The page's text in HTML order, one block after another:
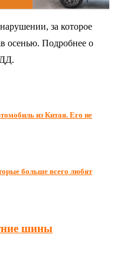
за которое
осенью. Подробнее о
из Китая. Его не
больше всего любят
шины